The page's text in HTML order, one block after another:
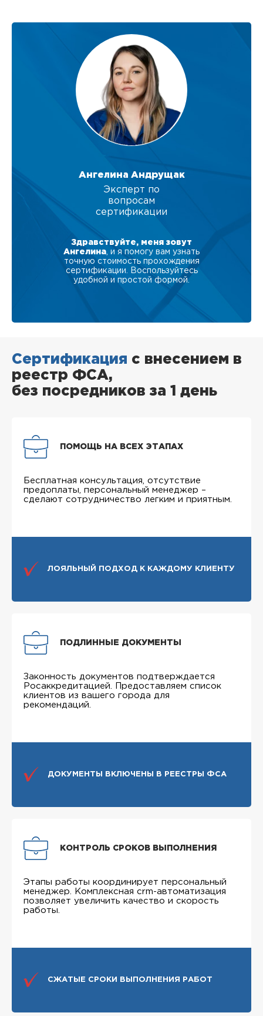
Ангелина Андрущак
Эксперт по
вопросам
сертификации
Здравствуйте, меня зовут
Ангелина , и я помогу вам узнать
точную стоимость прохождения
сертификации. Воспользуйтесь
удобной и простой формой.
Сертификация с внесением в
реестр ФСА,
без посредников за 1 день
ПОМОЩЬ НА ВСЕХ ЭТАПАХ
Бесплатная консультация, отсутствие
предоплаты, персональный менеджер –
сделают сотрудничество легким и приятным.
ЛОЯЛЬНЫЙ ПОДХОД К КАЖДОМУ КЛИЕНТУ
ПОДЛИННЫЕ ДОКУМЕНТЫ
Законность документов подтверждается
Росаккредитацией. Предоставляем список
клиентов из вашего города для
рекомендаций.
ДОКУМЕНТЫ ВКЛЮЧЕНЫ В РЕЕСТРЫ ФСА
КОНТРОЛЬ СРОКОВ ВЫПОЛНЕНИЯ
Этапы работы координирует персональный
менеджер. Комплексная crm-автоматизация
позволяет увеличить качество и скорость
работы.
СЖАТЫЕ СРОКИ ВЫПОЛНЕНИЯ РАБОТ